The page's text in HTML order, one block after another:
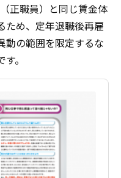
正職員）と同じ賃金体
ため、定年退職後再雇
動の範囲を限定するな
。